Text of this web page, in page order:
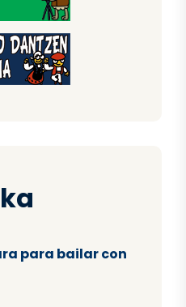
para bailar con